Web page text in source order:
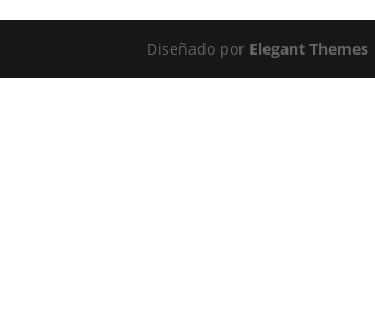
Diseñado por Elegant Themes